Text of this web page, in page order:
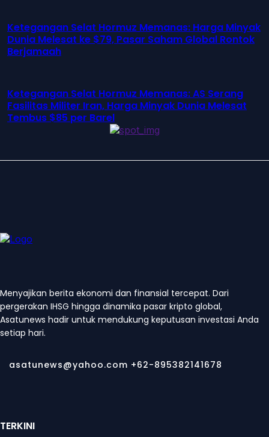
Ketegangan Selat Hormuz Memanas: Harga Minyak
Dunia Melesat ke $79, Pasar Saham Global Rontok
Berjamaah
Ketegangan Selat Hormuz Memanas: AS Serang
Fasilitas Militer Iran, Harga Minyak Dunia Melesat
Tembus $85 per Barel
Menyajikan berita ekonomi dan finansial tercepat. Dari
pergerakan IHSG hingga dinamika pasar kripto global,
Asatunews hadir untuk mendukung keputusan investasi Anda
setiap hari.
asatunews@yahoo.com +62-895382141678
TERKINI